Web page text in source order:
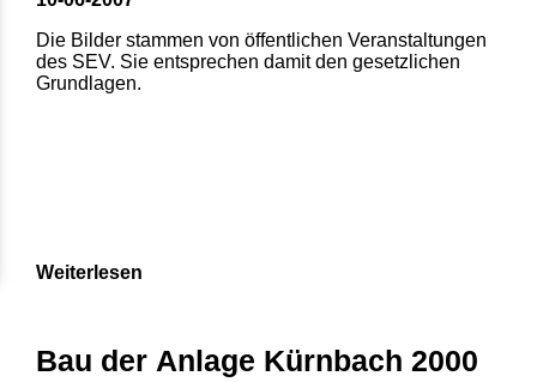
Die Bilder stammen von öffentlichen Veranstaltungen
des SEV. Sie entsprechen damit den gesetzlichen
Grundlagen.
5
Weiterlesen
Bau der Anlage Kürnbach 2000